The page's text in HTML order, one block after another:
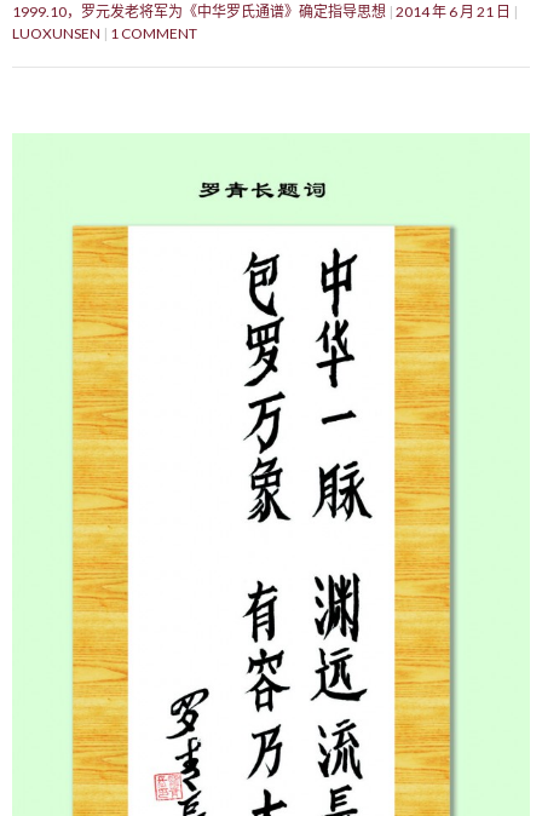
1999.10，罗元发老将军为《中华罗氏通谱》确定指导思想 2014 年 6 月 21 日
LUOXUNSEN
1 COMMENT